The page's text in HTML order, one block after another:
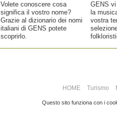
Volete conoscere cosa
significa il vostro nome?
Grazie al dizionario dei nomi
italiani di GENS potete
scoprirlo.
GENS
la
vostra
HOME Turismo
Questo sito funziona con i